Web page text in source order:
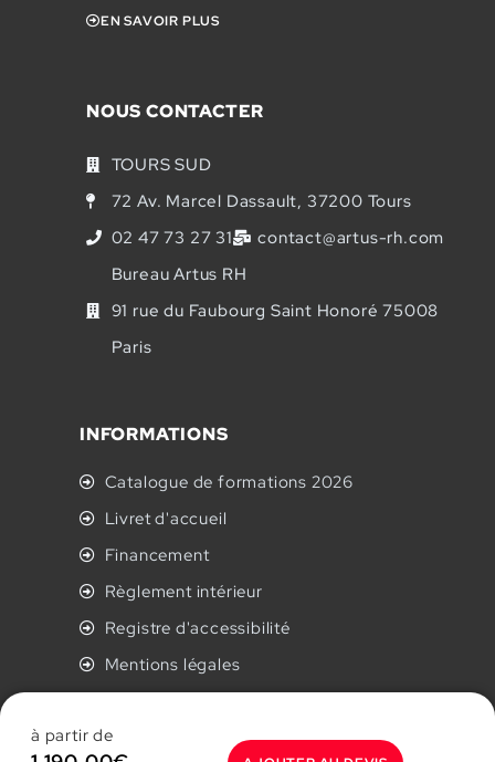
à partir de
EN SAVOIR PLUS
NOUS CONTACTER
TOURS SUD
72 Av. Marcel Dassault, 37200 Tours
02 47 73 27 31
contact@artus-rh.com
Bureau Artus RH
91 rue du Faubourg Saint Honoré 75008
Paris
INFORMATIONS
Catalogue de formations 2026
Livret d'accueil
Financement
Règlement intérieur
Registre d'accessibilité
Mentions légales
Politique de confidentialité